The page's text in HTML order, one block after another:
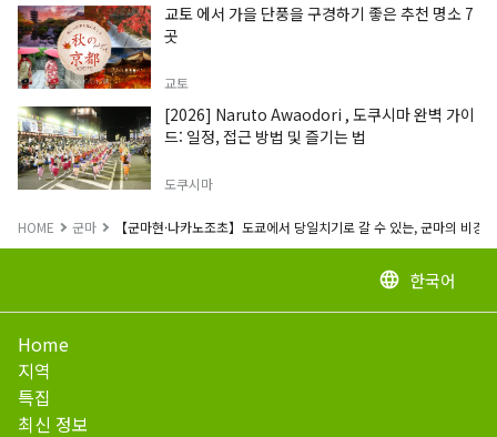
교토 에서 가을 단풍을 구경하기 좋은 추천 명소 7
곳
교토
[2026] Naruto Awaodori , 도쿠시마 완벽 가이
드: 일정, 접근 방법 및 즐기는 법
도쿠시마
HOME 군마 【군마현·나카노조초】도쿄에서 당일치기로 갈 수 있는, 군마의 비경
language 한국어
Home
지역
특집
최신 정보